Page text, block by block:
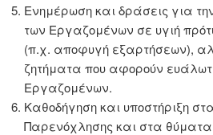
Ενημέρωση και δράσεις για
των Εργαζομένων σε υγιή
(π.χ. αποφυγή εξαρτήσεων),
ζητήματα που αφορούν
Εργαζομένων.
Καθοδήγηση και υποστήριξη
Παρενόχλησης και στα θύματα